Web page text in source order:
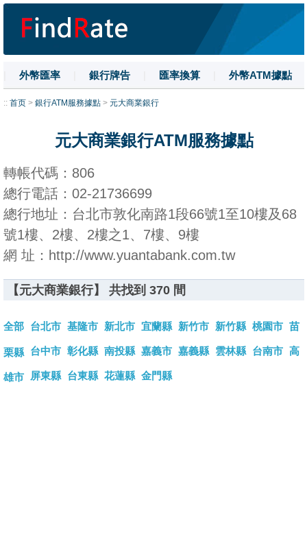
外幣匯率 銀行牌告 匯率換算 外幣ATM據點
| 名詞解釋 | 換匯技巧 |
:: 首页 > 銀行ATM服務據點 > 元大商業銀行
元大商業銀行ATM服務據點
轉帳代碼：806
總行電話：02-21736699
總行地址：台北市敦化南路1段66號1至10樓及68
號1樓、2樓、2樓之1、7樓、9樓
網 址：http://www.yuantabank.com.tw
【元大商業銀行】 共找到 370 間
全部 台北市 基隆市 新北市 宜蘭縣 新竹市 新竹縣 桃園市 苗
栗縣 台中市 彰化縣 南投縣 嘉義市 嘉義縣 雲林縣 台南市 高
雄市 屏東縣 台東縣 花蓮縣 金門縣